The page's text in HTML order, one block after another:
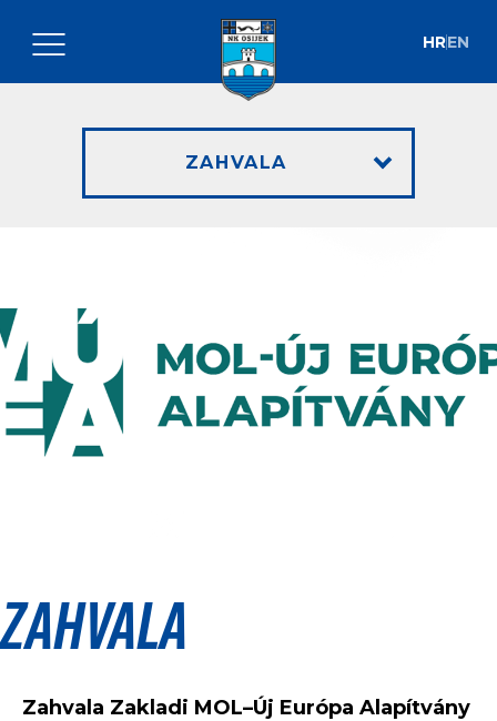
HREN
ZAHVALA
Zahvala
Zahvala Zakladi MOL–Új Európa Alapítvány